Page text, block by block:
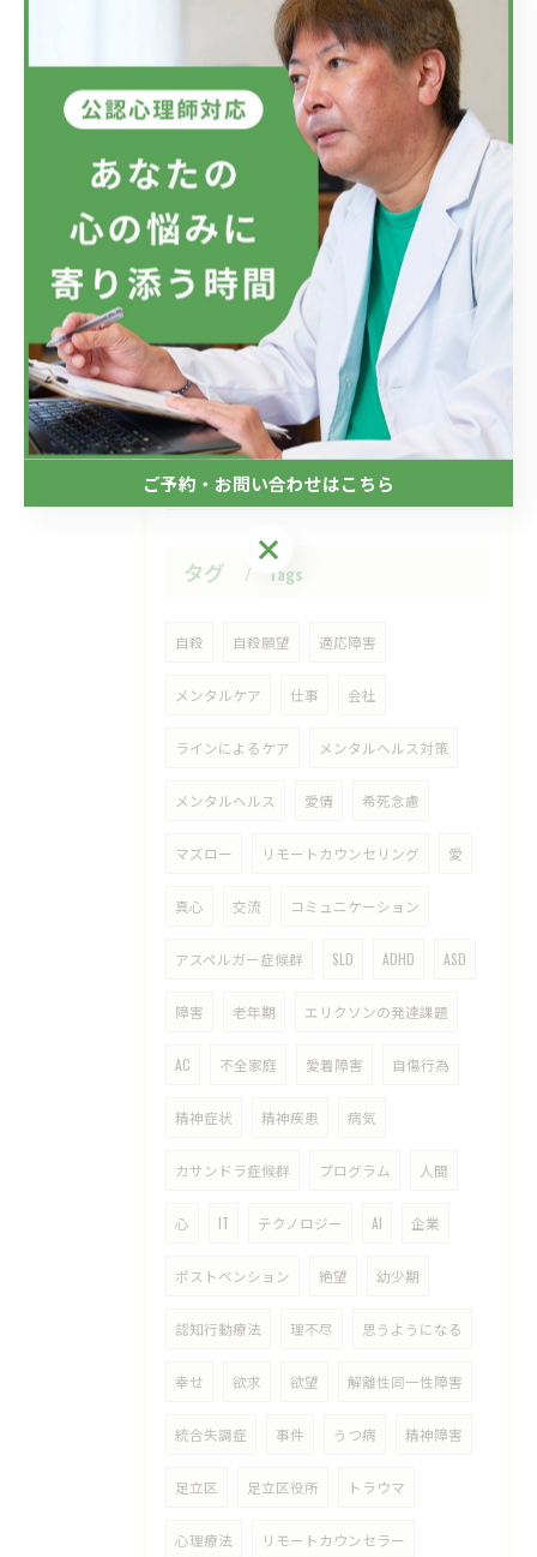
最近の投稿 Recent Posts
2026/07/08
フジテレビのドラマにおいて、ハラスメントのニュースが話題です...
2026/07/01
新しい視点の大切さ。
2026/06/24
目の前の現実、見直してみませんか？
タグ Tags
自殺 自殺願望 適応障害
メンタルケア 仕事 会社
ラインによるケア メンタルヘルス対策
メンタルヘルス 愛情 希死念慮
マズロー リモートカウンセリング 愛
真心 交流 コミュニケーション
アスペルガー症候群 SLD ADHD ASD
障害 老年期 エリクソンの発達課題
AC 不全家庭 愛着障害 自傷行為
精神症状 精神疾患 病気
カサンドラ症候群 プログラム 人間
心 IT テクノロジー AI 企業
ポストベンション 絶望 幼少期
認知行動療法 理不尽 思うようになる
幸せ 欲求 欲望 解離性同一性障害
統合失調症 事件 うつ病 精神障害
足立区 足立区役所 トラウマ
心理療法 リモートカウンセラー
ご予約・お問い合わせはこちら
ご予約・お問い合わせはこちら